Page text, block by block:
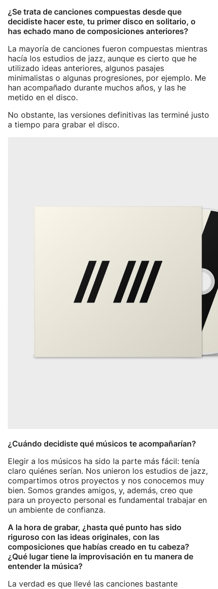
¿Se trata de canciones compuestas desde que
decidiste hacer este, tu primer disco en solitario, o
has echado mano de composiciones anteriores?
La mayoría de canciones fueron compuestas mientras
hacía los estudios de jazz, aunque es cierto que he
utilizado ideas anteriores, algunos pasajes
minimalistas o algunas progresiones, por ejemplo. Me
han acompañado durante muchos años, y las he
metido en el disco.
No obstante, las versiones definitivas las terminé justo
a tiempo para grabar el disco.
¿Cuándo decidiste qué músicos te acompañarían?
Elegir a los músicos ha sido la parte más fácil: tenía
claro quiénes serían. Nos unieron los estudios de jazz,
compartimos otros proyectos y nos conocemos muy
bien. Somos grandes amigos, y, además, creo que
para un proyecto personal es fundamental trabajar en
un ambiente de confianza.
A la hora de grabar, ¿hasta qué punto has sido
riguroso con las ideas originales, con las
composiciones que habías creado en tu cabeza?
¿Qué lugar tiene la improvisación en tu manera de
entender la música?
La verdad es que llevé las canciones bastante